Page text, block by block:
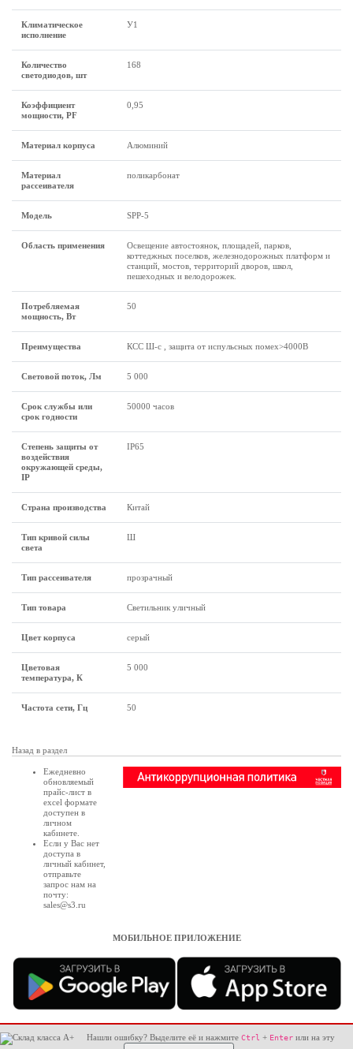
Климатическое
исполнение
У1
Количество
светодиодов, шт
168
Коэффициент
мощности, PF
0,95
Материал корпуса Алюминий
Материал
рассеивателя
поликарбонат
Модель SPP-5
Область применения
Освещение автостоянок, площадей, парков,
коттеджных поселков, железнодорожных платформ и
станций, мостов, территорий дворов, школ,
пешеходных и велодорожек.
Потребляемая
мощность, Вт
50
Преимущества КСС Ш-с , защита от испульсных помех>4000В
Световой поток, Лм 5 000
Срок службы или
срок годности
50000 часов
Степень защиты от
воздействия
окружающей среды,
IP
IP65
Страна производства Китай
Тип кривой силы
света
Ш
Тип рассеивателя прозрачный
Тип товара Светильник уличный
Цвет корпуса серый
Цветовая
температура, К
5 000
Частота сети, Гц 50
Назад в раздел
Ежедневно
обновляемый
прайс-лист в
excel формате
доступен в
личном
кабинете
Если у Вас нет
доступа в
личный кабинет,
отправьте
запрос нам на
почту:
sales@s3.ru
МОБИЛЬНОЕ ПРИЛОЖЕНИЕ
Нашли ошибку? Выделите её и нажмите Ctrl + Enter или на эту